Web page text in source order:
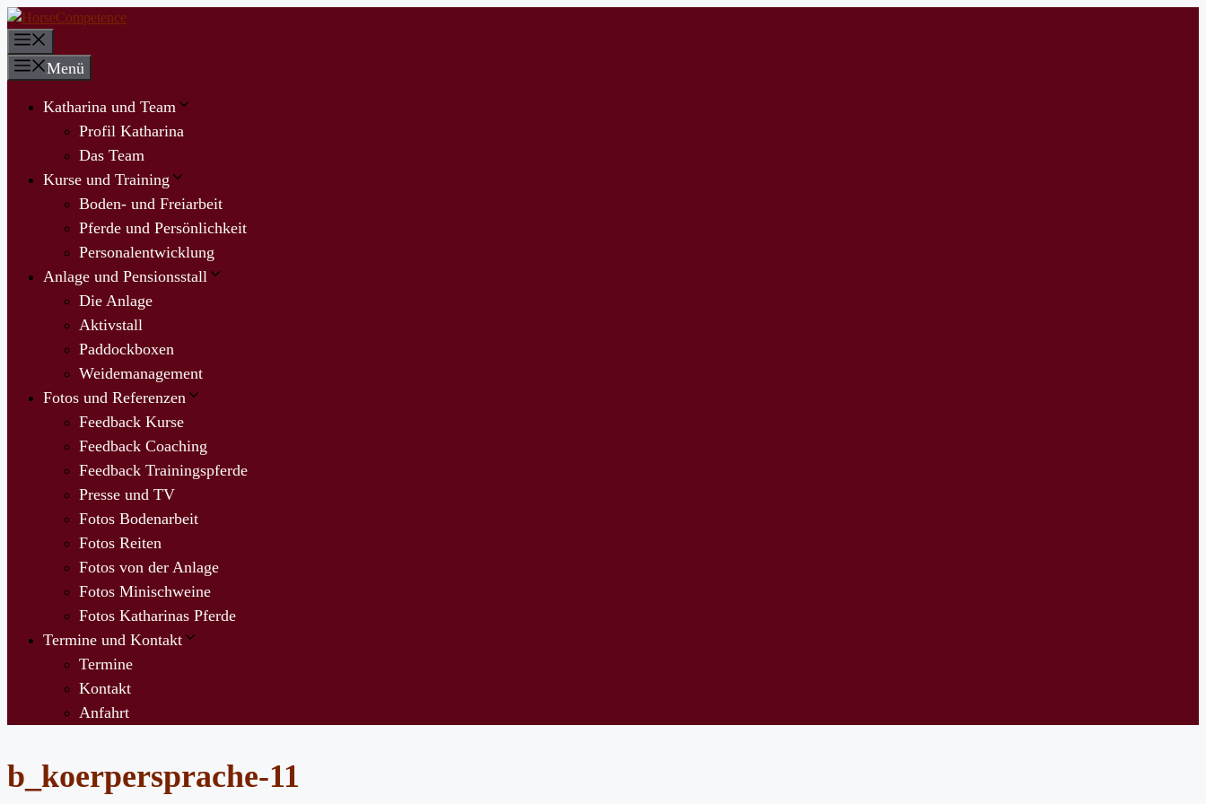
Zum
Inhalt
springenMenü
Katharina und Team
Profil Katharina
Das Team
Kurse und Training
Boden- und Freiarbeit
Pferde und Persönlichkeit
Personalentwicklung
Anlage und Pensionsstall
Die Anlage
Aktivstall
Paddockboxen
Weidemanagement
Fotos und Referenzen
Feedback Kurse
Feedback Coaching
Feedback Trainingspferde
Presse und TV
Fotos Bodenarbeit
Fotos Reiten
Fotos von der Anlage
Fotos Minischweine
Fotos Katharinas Pferde
Termine und Kontakt
Termine
Kontakt
Anfahrt
b_koerpersprache-11